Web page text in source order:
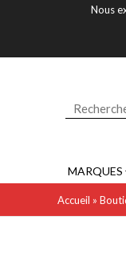
Nous
MARQUES
Accueil »